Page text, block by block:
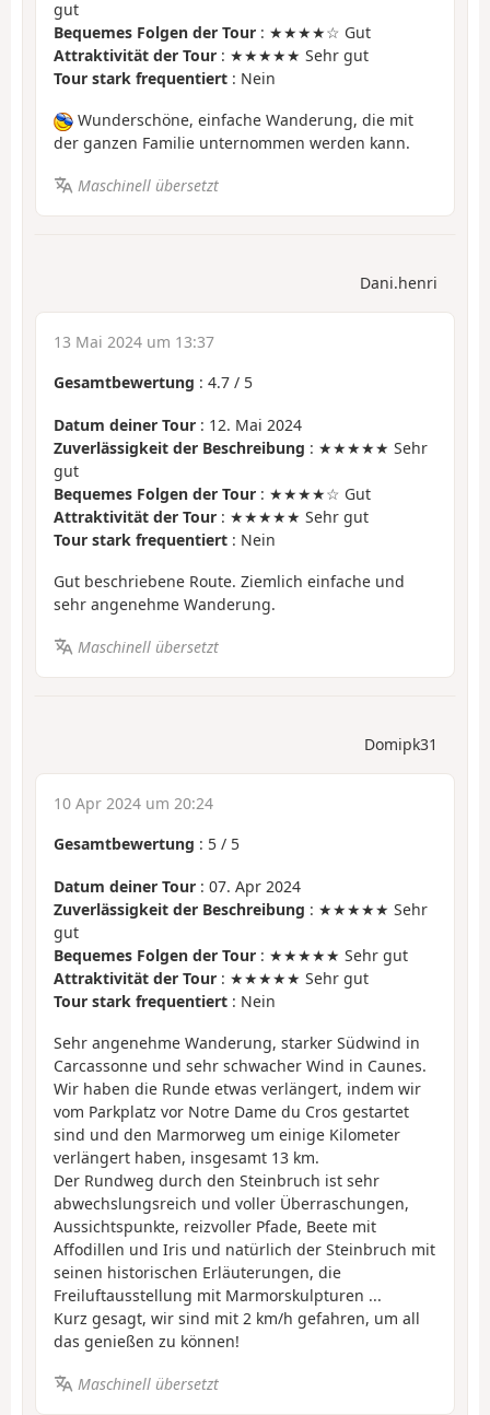
gut
Bequemes Folgen der Tour : ★★★★☆ Gut
Attraktivität der Tour : ★★★★★ Sehr gut
Tour stark frequentiert : Nein
Wunderschöne, einfache Wanderung, die mit
der ganzen Familie unternommen werden kann.
Maschinell übersetzt
Dani.henri
13 Mai 2024 um 13:37
Gesamtbewertung : 4.7 / 5
Datum deiner Tour : 12. Mai 2024
Zuverlässigkeit der Beschreibung : ★★★★★ Sehr
gut
Bequemes Folgen der Tour : ★★★★☆ Gut
Attraktivität der Tour : ★★★★★ Sehr gut
Tour stark frequentiert : Nein
Gut beschriebene Route. Ziemlich einfache und
sehr angenehme Wanderung.
Maschinell übersetzt
Domipk31
10 Apr 2024 um 20:24
Gesamtbewertung : 5 / 5
Datum deiner Tour : 07. Apr 2024
Zuverlässigkeit der Beschreibung : ★★★★★ Sehr
gut
Bequemes Folgen der Tour : ★★★★★ Sehr gut
Attraktivität der Tour : ★★★★★ Sehr gut
Tour stark frequentiert : Nein
Sehr angenehme Wanderung, starker Südwind in
Carcassonne und sehr schwacher Wind in Caunes.
Wir haben die Runde etwas verlängert, indem wir
vom Parkplatz vor Notre Dame du Cros gestartet
sind und den Marmorweg um einige Kilometer
verlängert haben, insgesamt 13 km.
Der Rundweg durch den Steinbruch ist sehr
abwechslungsreich und voller Überraschungen,
Aussichtspunkte, reizvoller Pfade, Beete mit
Affodillen und Iris und natürlich der Steinbruch mit
seinen historischen Erläuterungen, die
Freiluftausstellung mit Marmorskulpturen ...
Kurz gesagt, wir sind mit 2 km/h gefahren, um all
das genießen zu können!
Maschinell übersetzt